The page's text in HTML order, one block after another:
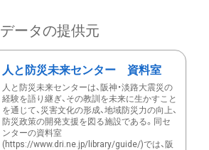
データの提供元
人と防災未来センター 資料室
人と防災未来センターは、阪神・淡路大震災の
経験を語り継ぎ、その教訓を未来に生かすこと
を通じて、災害文化の形成、地域防災力の向上、
防災政策の開発支援を図る施設である。同セ
ンターの資料室
(https://www.dri.ne.jp/library/guide/)では、阪